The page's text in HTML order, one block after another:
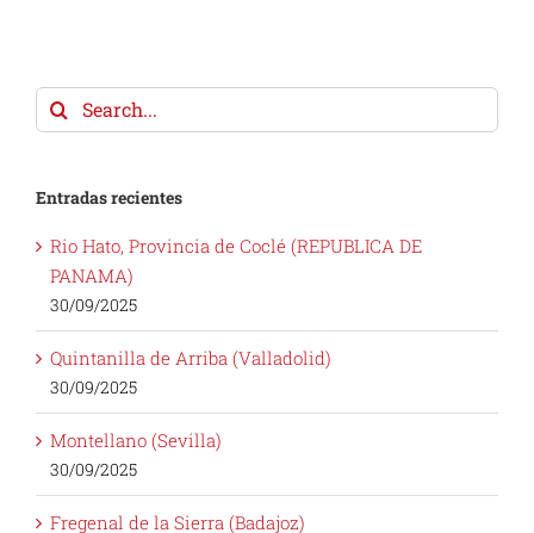
for:
PANAMA)
30/09/2025
Quintanilla de Arriba (Valladolid)
30/09/2025
Montellano (Sevilla)
30/09/2025
Fregenal de la Sierra (Badajoz)
12/09/2025